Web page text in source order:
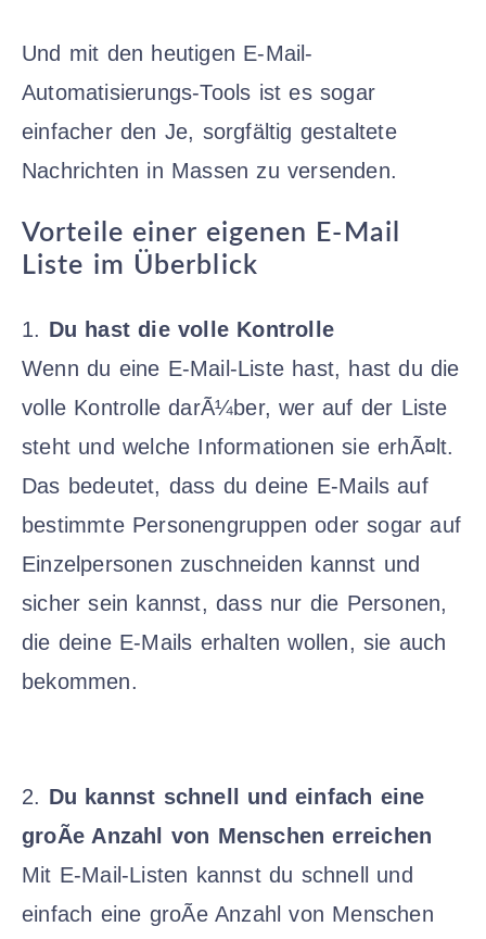
Und mit den heutigen E-Mail-
Automatisierungs-Tools ist es sogar
einfacher den Je, sorgfältig gestaltete
Nachrichten in Massen zu versenden.
Vorteile einer eigenen E-Mail
Liste im Überblick
1. Du hast die volle Kontrolle
Wenn du eine E-Mail-Liste hast, hast du die
volle Kontrolle darÃ¼ber, wer auf der Liste
steht und welche Informationen sie erhÃ¤lt.
Das bedeutet, dass du deine E-Mails auf
bestimmte Personengruppen oder sogar auf
Einzelpersonen zuschneiden kannst und
sicher sein kannst, dass nur die Personen,
die deine E-Mails erhalten wollen, sie auch
bekommen.
2. Du kannst schnell und einfach eine
groÃe Anzahl von Menschen erreichen
Mit E-Mail-Listen kannst du schnell und
einfach eine groÃe Anzahl von Menschen